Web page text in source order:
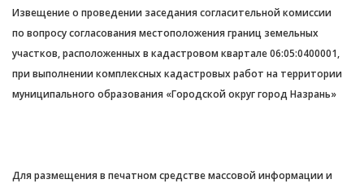
Извещение о проведении заседания согласительной комиссии
по вопросу согласования местоположения границ земельных
участков, расположенных в кадастровом квартале 06:05:0400001,
при выполнении комплексных кадастровых работ на территории
муниципального образования «Городской округ город Назрань»
Для размещения в печатном средстве массовой информации и